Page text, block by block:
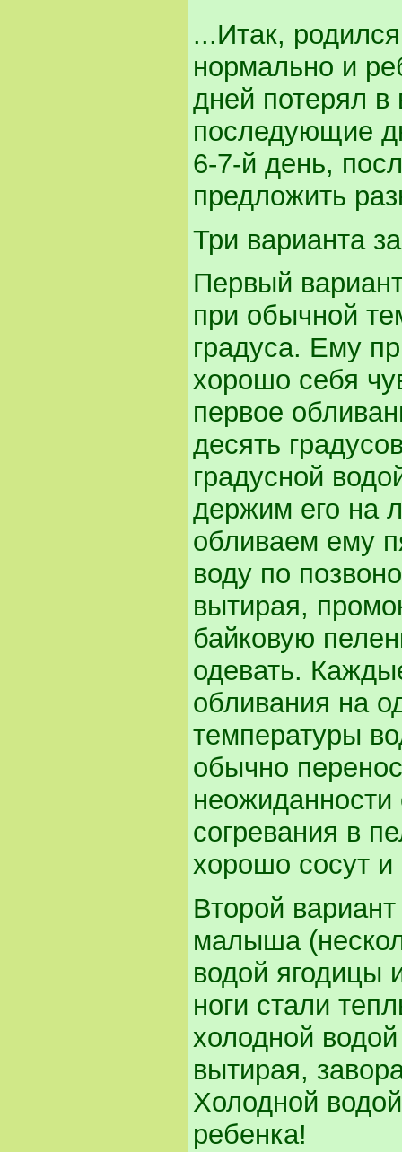
...Итак,
нормально и
дней потерял в
последующие
6-7-й день,
предложить
Три варианта
Первый
при обычной
градуса. Ему
хорошо себя
первое
десять
градусной
держим его на
обливаем ему
воду по
вытирая,
байковую
одевать.
обливания на
температуры
обычно
неожиданности
согревания в
хорошо сосут и
Второй
малыша
водой ягодицы
ноги стали
холодной
вытирая,
Холодной
ребенка!